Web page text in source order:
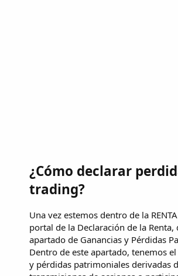
¿Cómo declarar
trading?
Una vez estemos dentro de la
portal de la Declaración de la Renta,
apartado de Ganancias y Pérdidas
Dentro de este apartado, tenemos
y pérdidas patrimoniales derivadas